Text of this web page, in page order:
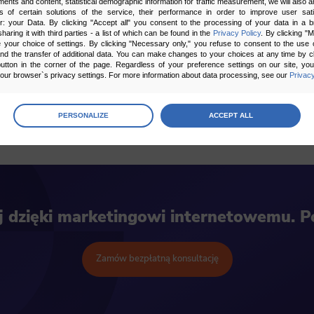
of certain solutions of the service, their performance in order to improve user
your Data. By clicking "Accept all" you consent to the processing of your data in a
it with third parties - a list of which can be found in the Privacy Policy. By clicking
your choice of settings. By clicking "Necessary only," you refuse to consent to the use
the transfer of additional data. You can make changes to your choices at any time by
in the corner of the page. Regardless of your preference settings on our site,
browser`s privacy settings. For more information about data processing, see our
preferences
this group.
used to personalize your use of our website and to remember choices you make while using our
PERSONALIZE ACCEPT ALL
także
Co to jest Shoper? Co to jest Shoplo?
dzięki marketingowi internetowemu.
Zamów bezpłatną konsultację